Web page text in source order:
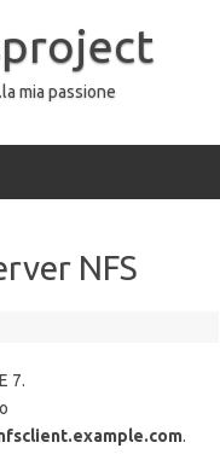
mia passione
NFS
7.
.